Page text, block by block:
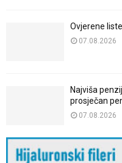
Ovjerene
07.08.2026
Najviša
prosječan
07.08.2026